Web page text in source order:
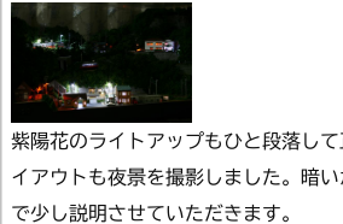
紫陽花のライトアップもひと段落し
イアウトも夜景を撮影しました。暗
で少し説明させていただきます。